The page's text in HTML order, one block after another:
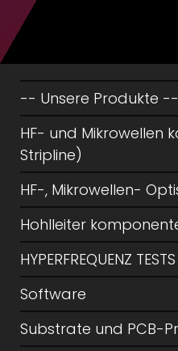
-- Unsere Produkte --
HF- und Mikrowellen
Stripline)
HF-, Mikrowellen-
Hohlleiter
HYPERFREQUENZ
Software
Substrate und PCB-